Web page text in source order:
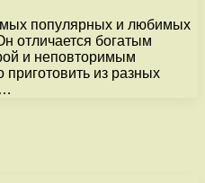
популярных и любимых
отличается богатым
и неповторимым
из разных